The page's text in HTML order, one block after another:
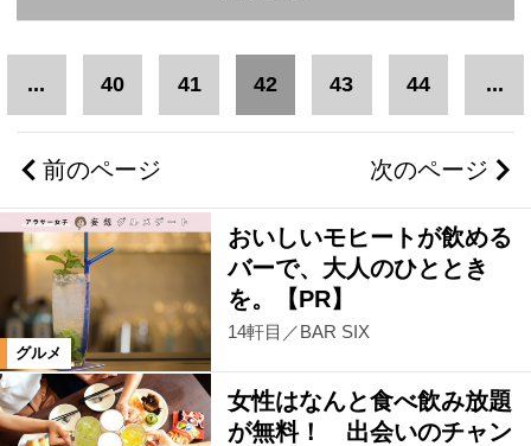
エリア
岡山市郊外 岡山市中心部
倉敷市中心部 倉敷市郊外・早島町
井笠エリア 総社・吉備中央エリア
赤磐市エリア 玉野市エリア
東備エリア 高梁・新見・真庭エリア
前のページ
... 40 41 42 43 44 ...
次のページ
グルメ
おいしいモヒートが飲める
バーで、大人のひととき
を。【PR】
14軒目／BAR SIX
女性はなんと食べ飲み放題
が無料！ 出会いのチャン